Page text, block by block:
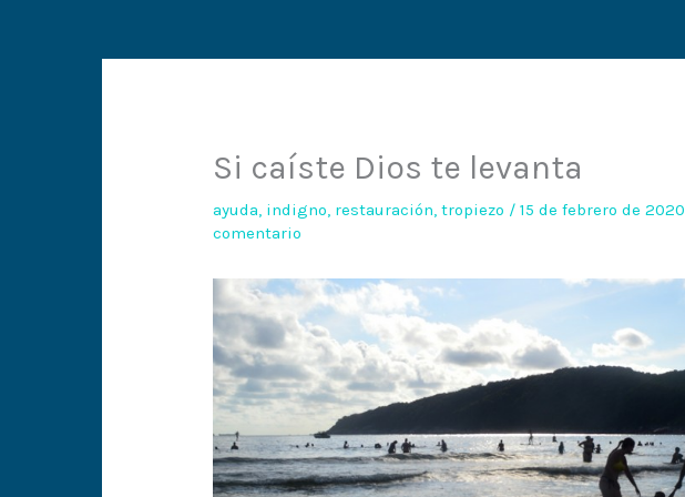
Si caíste Dios te levanta
ayuda, indigno, restauración,tropiezo /15 de febrero de 2020
comentario